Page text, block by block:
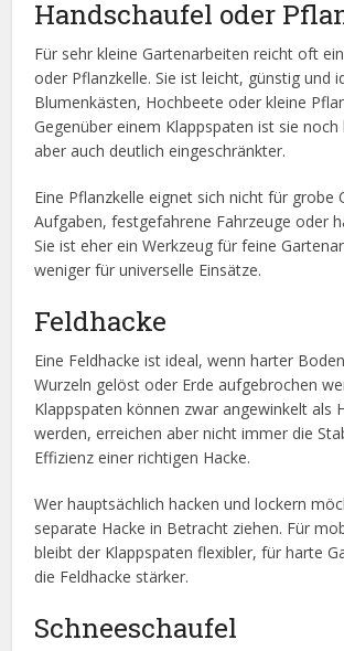
Handschaufel oder
Für sehr kleine Gartenarbeiten reicht oft
oder Pflanzkelle. Sie ist leicht, günstig und
Blumenkästen, Hochbeete oder kleine
Gegenüber einem Klappspaten ist sie
aber auch deutlich eingeschränkter.
Eine Pflanzkelle eignet sich nicht für grobe
Aufgaben, festgefahrene Fahrzeuge oder
Sie ist eher ein Werkzeug für feine
weniger für universelle Einsätze.
Feldhacke
Eine Feldhacke ist ideal, wenn harter
Wurzeln gelöst oder Erde aufgebrochen
Klappspaten können zwar angewinkelt als
werden, erreichen aber nicht immer die
Effizienz einer richtigen Hacke.
Wer hauptsächlich hacken und lockern
separate Hacke in Betracht ziehen. Für
bleibt der Klappspaten flexibler, für harte
die Feldhacke stärker.
Schneeschaufel